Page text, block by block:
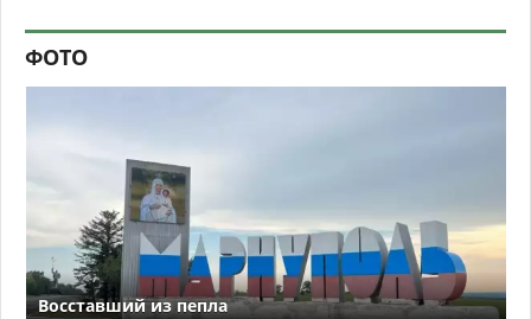
ФОТО
Восставший из пепла